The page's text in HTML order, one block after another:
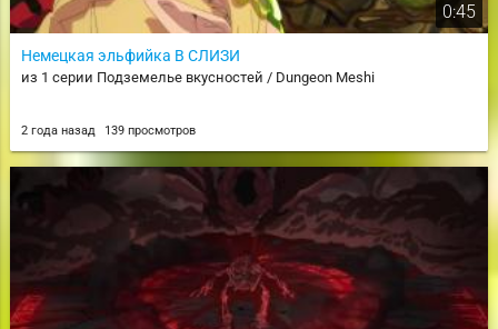
0:45
Немецкая эльфийка В СЛИЗИ
из 1 серии Подземелье вкусностей / Dungeon Meshi
2 года назад 139 просмотров